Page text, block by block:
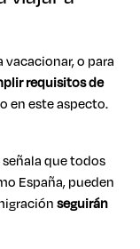
vacacionar, o para
requisitos de
en este aspecto.
señala que todos
España, pueden
seguirán